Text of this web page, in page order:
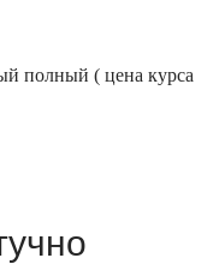
полный ( цена курса